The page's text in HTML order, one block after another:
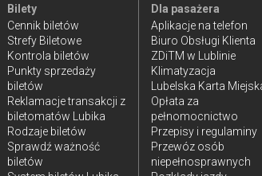
Bilety
Cennik biletów
Strefy Biletowe
Kontrola biletów
Punkty sprzedaży
biletów
Reklamacje transakcji z
biletomatów Lubika
Rodzaje biletów
Sprawdź ważność
biletów
Dla pasażera
Aplikacje na telefon
Biuro Obsługi Klienta
ZDiTM w Lublinie
Klimatyzacja
Lubelska Karta
Opłata za
pełnomocnictwo
Przepisy i regulaminy
Przewóz osób
niepełnosprawnych